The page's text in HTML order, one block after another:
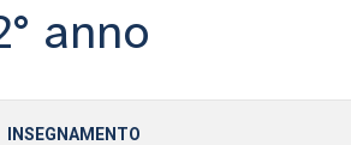
anno
INSEGNAMENTO